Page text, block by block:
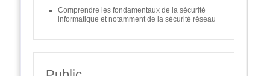
Comprendre les fondamentaux de la sécurité
informatique et notamment de la sécurité réseau